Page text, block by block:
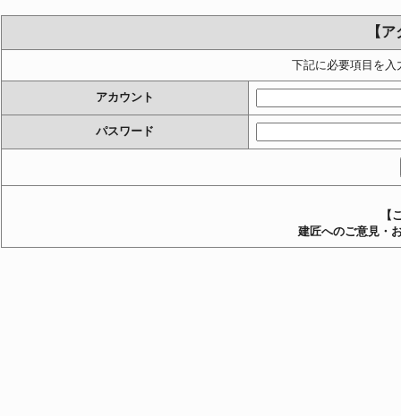
【
下記に必要項目を入
アカウント
パスワード
【
建匠へのご意見・